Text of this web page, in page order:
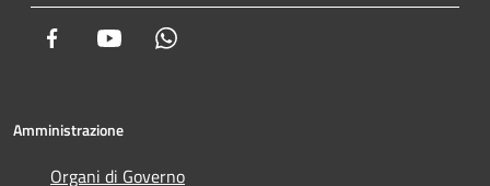
Facebook Youtube
Amministrazione
Organi di Governo